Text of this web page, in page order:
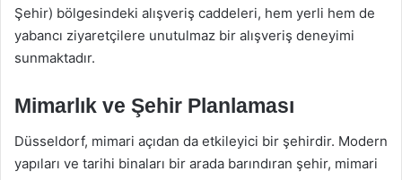
Şehir) bölgesindeki alışveriş caddeleri, hem yerli hem de
yabancı ziyaretçilere unutulmaz bir alışveriş deneyimi
sunmaktadır.
Mimarlık ve Şehir Planlaması
Düsseldorf, mimari açıdan da etkileyici bir şehirdir. Modern
yapıları ve tarihi binaları bir arada barındıran şehir, mimari